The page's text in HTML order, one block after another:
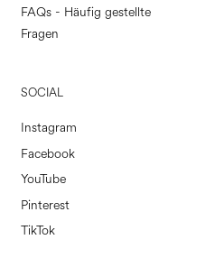
FAQs - Häufig gestellte
Fragen
SOCIAL
Instagram
Facebook
YouTube
Pinterest
TikTok